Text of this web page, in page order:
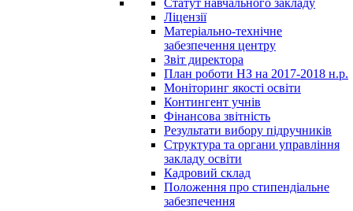
Статут навчального закладу
Ліцензії
Матеріально-технічне
забезпечення центру
Звіт директора
План роботи НЗ на 2017-2018 н.р.
Моніторинг якості освіти
Контингент учнів
Фінансова звітність
Результати вибору підручників
Структура та органи управління
закладу освіти
Кадровий склад
Положення про стипендіальне
забезпечення